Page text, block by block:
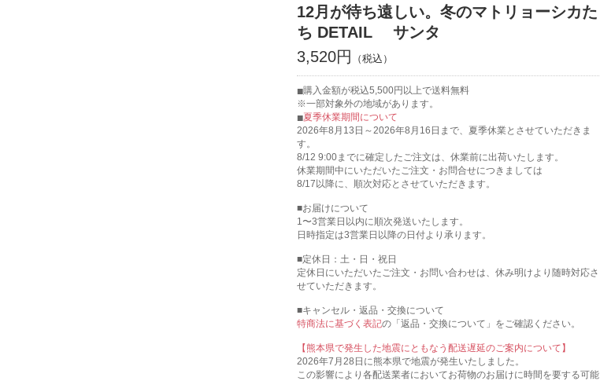
12月が待ち遠しい。冬のマトリョーシカた
ち DETAIL サンタ
3,520円
購入金額が税込5,500円以上で送料無料
※一部対象外の地域があります。
夏季休業期間について
2026年8月13日～2026年8月16日まで、夏季休業とさせていただきま
す。
8/12 9:00までに確定したご注文は、休業前に出荷いたします。
休業期間中にいただいたご注文・お問合せにつきましては
8/17以降に、順次対応とさせていただきます。
■お届けについて
1〜3営業日以内に順次発送いたします。
日時指定は3営業日以降の日付より承ります。
■定休日：土・日・祝日
定休日にいただいたご注文・お問い合わせは、休み明けより随時対応さ
せていただきます。
■キャンセル・返品・交換について
特商法に基づく表記の「返品・交換について」をご確認ください。
【熊本県で発生した地震にともなう配送遅延のご案内について】
2026年7月28日に熊本県で地震が発生いたしました。
この影響により各配送業者においてお荷物のお届けに時間を要する可能